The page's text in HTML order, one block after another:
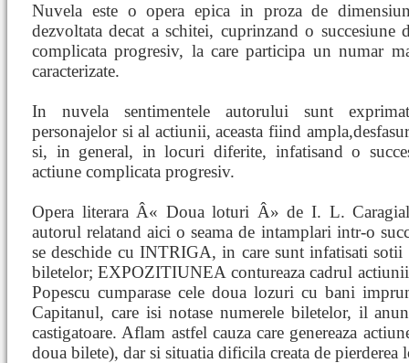
Nuvela este o opera epica in proza de
dezvoltata decat a schitei, cuprinzand o succesiune
complicata progresiv, la care participa un numar
caracterizate.
In nuvela sentimentele autorului sunt
personajelor si al actiunii, aceasta fiind
si, in general, in locuri diferite, infatisand o
actiune complicata progresiv.
Opera literara Â« Doua loturi Â» de I. L.
autorul relatand aici o seama de intamplari intr-o
se deschide cu INTRIGA, in care sunt infatisati sotii
biletelor; EXPOZITIUNEA contureaza cadrul
Popescu cumparase cele doua lozuri cu bani
Capitanul, care isi notase numerele biletelor, il
castigatoare. Aflam astfel cauza care genereaza
doua bilete), dar si situatia dificila creata de pierderea